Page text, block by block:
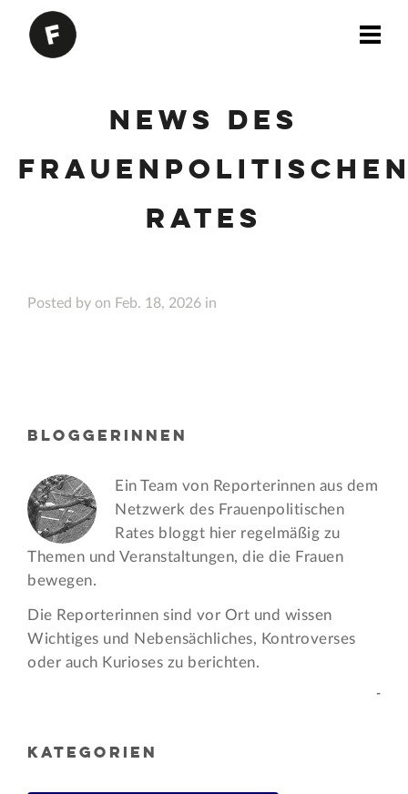
News des
Rates
Posted by on Feb. 18, 2026 in
BLOGGERINNEN
Ein Team von Reporterinnen aus dem
Netzwerk des Frauen­politischen
Rates bloggt hier regelmäßig zu
Themen und Veran­staltungen, die die Frauen
bewegen.
Die Reporterinnen sind vor Ort und wissen
Wichtiges und Nebensächliches, Kontroverses
oder auch Kurioses zu berichten.
-
KATEGORIEN